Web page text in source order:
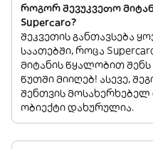
როგორ შევუკვეთო
Supercaro?
შეკვეთის განთავსება
საათებში, როცა
მიტანის წყალობით
წუთში მიიღებ! ასევე,
შენთვის
ობიექტი დახურულია.